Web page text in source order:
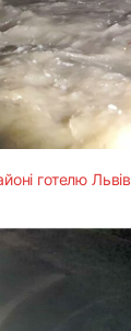
готелю Львів